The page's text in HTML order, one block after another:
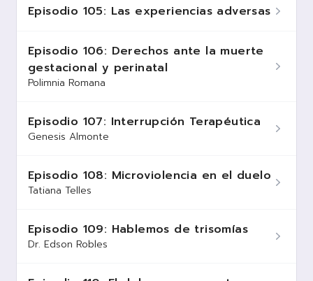
Episodio 105: Las experiencias adversas
Episodio 106: Derechos ante la muerte
gestacional y perinatal
Polimnia Romana
Episodio 107: Interrupción Terapéutica
Genesis Almonte
Episodio 108: Microviolencia en el duelo
Tatiana Telles
Episodio 109: Hablemos de trisomías
Dr. Edson Robles